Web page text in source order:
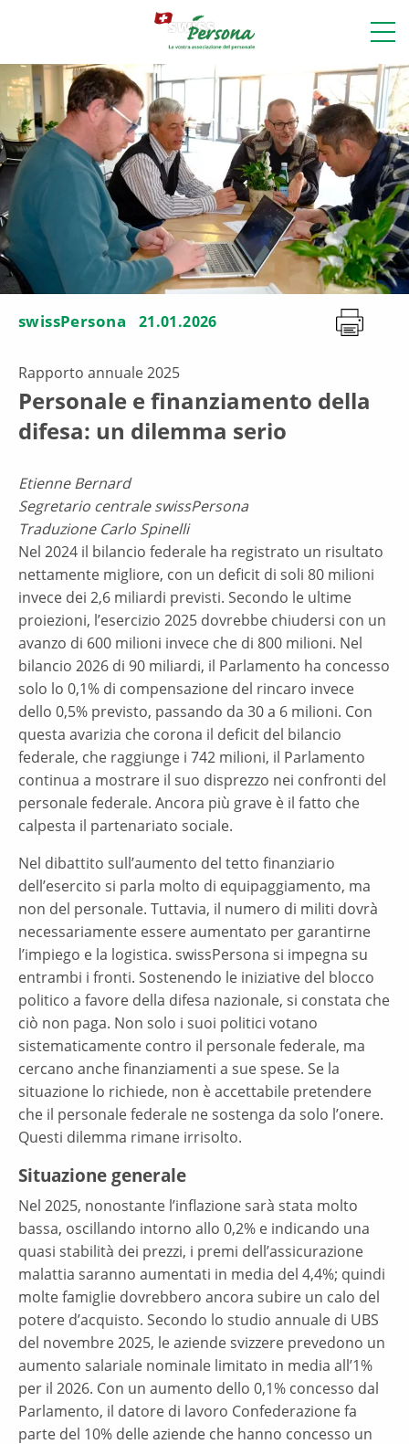
swissPersona 21.01.2026
Rapporto annuale 2025
Personale e finanziamento della
difesa: un dilemma serio
Etienne Bernard
Segretario centrale swissPersona
Traduzione Carlo Spinelli
Nel 2024 il bilancio federale ha registrato un risultato
nettamente migliore, con un deficit di soli 80 milioni
invece dei 2,6 miliardi previsti. Secondo le ultime
proiezioni, l’esercizio 2025 dovrebbe chiudersi con un
avanzo di 600 milioni invece che di 800 milioni. Nel
bilancio 2026 di 90 miliardi, il Parlamento ha concesso
solo lo 0,1% di compensazione del rincaro invece
dello 0,5% previsto, passando da 30 a 6 milioni. Con
questa avarizia che corona il deficit del bilancio
federale, che raggiunge i 742 milioni, il Parlamento
continua a mostrare il suo disprezzo nei confronti del
personale federale. Ancora più grave è il fatto che
calpesta il partenariato sociale.
Nel dibattito sull’aumento del tetto finanziario
dell’esercito si parla molto di equipaggiamento, ma
non del personale. Tuttavia, il numero di militi dovrà
necessariamente essere aumentato per garantirne
l’impiego e la logistica. swissPersona si impegna su
entrambi i fronti. Sostenendo le iniziative del blocco
politico a favore della difesa nazionale, si constata che
ciò non paga. Non solo i suoi politici votano
sistematicamente contro il personale federale, ma
cercano anche finanziamenti a sue spese. Se la
situazione lo richiede, non è accettabile pretendere
che il personale federale ne sostenga da solo l’onere.
Questi dilemma rimane irrisolto.
Situazione generale
Nel 2025, nonostante l’inflazione sarà stata molto
bassa, oscillando intorno allo 0,2% e indicando una
quasi stabilità dei prezzi, i premi dell’assicurazione
malattia saranno aumentati in media del 4,4%; quindi
molte famiglie dovrebbero ancora subire un calo del
potere d’acquisto. Secondo lo studio annuale di UBS
del novembre 2025, le aziende svizzere prevedono un
aumento salariale nominale limitato in media all’1%
per il 2026. Con un aumento dello 0,1% concesso dal
Parlamento, il datore di lavoro Confederazione fa
parte del 10% delle aziende che hanno concesso un